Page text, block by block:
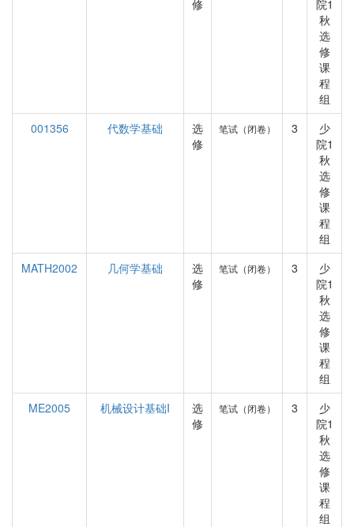
修
院1
秋
选
修
课
程
组
001356
代数学基础
选
修
笔试（闭卷） 3
少
院1
秋
选
修
课
程
组
MATH2002
几何学基础
选
修
笔试（闭卷） 3
少
院1
秋
选
修
课
程
组
ME2005
机械设计基础I
选
修
笔试（闭卷） 3
少
院1
秋
选
修
课
程
组